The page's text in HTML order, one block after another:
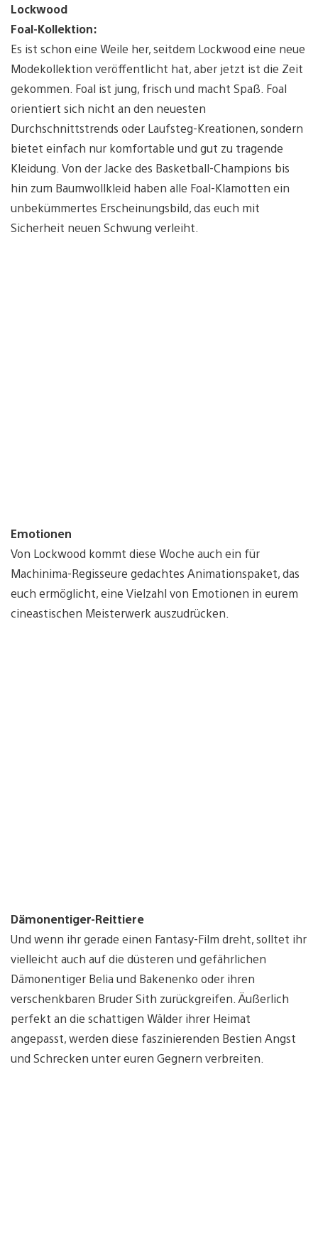
Lockwood
Foal-Kollektion:
Es ist schon eine Weile her, seitdem Lockwood eine neue
Modekollektion veröffentlicht hat, aber jetzt ist die Zeit
gekommen. Foal ist jung, frisch und macht Spaß. Foal
orientiert sich nicht an den neuesten
Durchschnittstrends oder Laufsteg-Kreationen, sondern
bietet einfach nur komfortable und gut zu tragende
Kleidung. Von der Jacke des Basketball-Champions bis
hin zum Baumwollkleid haben alle Foal-Klamotten ein
unbekümmertes Erscheinungsbild, das euch mit
Sicherheit neuen Schwung verleiht.
Emotionen
Von Lockwood kommt diese Woche auch ein für
Machinima-Regisseure gedachtes Animationspaket, das
euch ermöglicht, eine Vielzahl von Emotionen in eurem
cineastischen Meisterwerk auszudrücken.
Dämonentiger-Reittiere
Und wenn ihr gerade einen Fantasy-Film dreht, solltet ihr
vielleicht auch auf die düsteren und gefährlichen
Dämonentiger Belia und Bakenenko oder ihren
verschenkbaren Bruder Sith zurückgreifen. Äußerlich
perfekt an die schattigen Wälder ihrer Heimat
angepasst, werden diese faszinierenden Bestien Angst
und Schrecken unter euren Gegnern verbreiten.